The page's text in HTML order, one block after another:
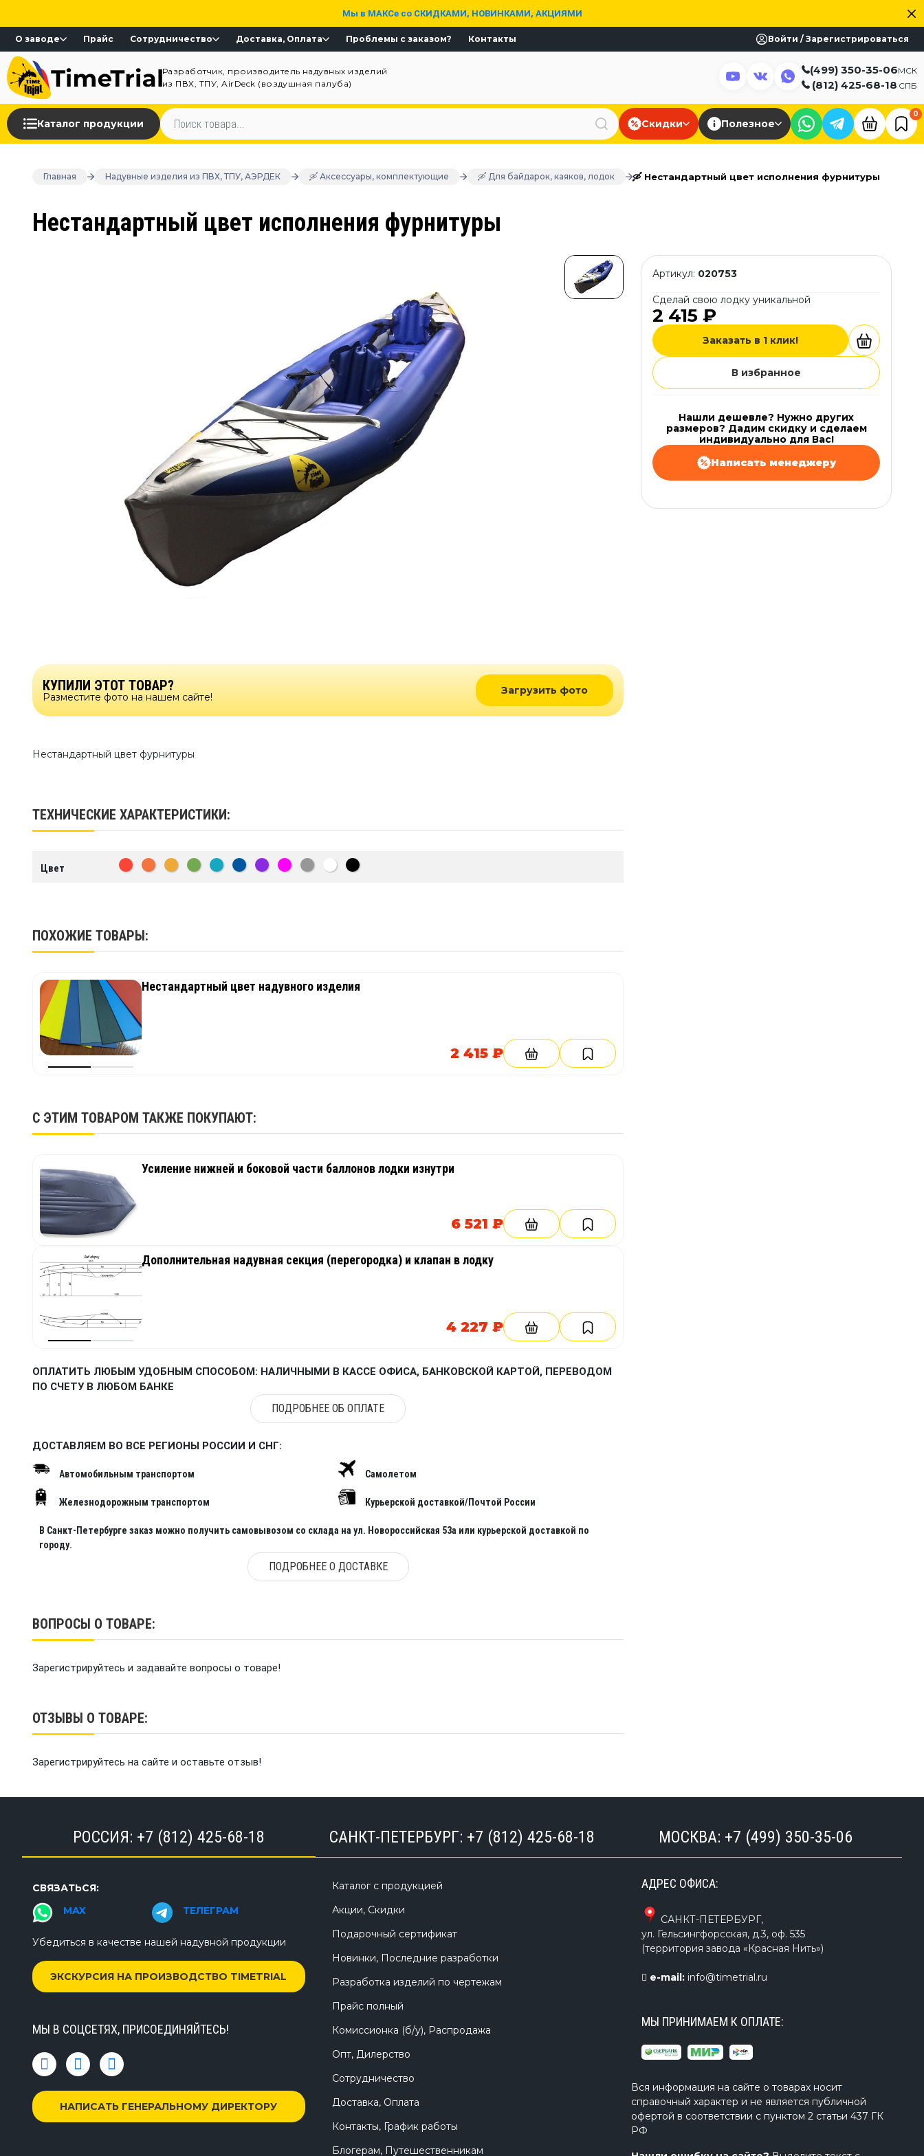
Мы в МАКСе со СКИДКАМИ, НОВИНКАМИ, АКЦИЯМИ
О заводе Прайс Сотрудничество Доставка, Оплата Проблемы с заказом? Контакты Войти / Зарегистрироваться
Разработчик, производитель надувных изделий
из ПВХ, ТПУ, AirDeck (воздушная палуба)
(499) 350-35-06МСК
(812) 425-68-18 СПБ
Каталог продукции Скидки Полезное
0
Главная Надувные изделия из ПВХ, ТПУ, АЭРДЕК 🛶 Аксессуары, комплектующие 🛶 Для байдарок, каяков, лодок 🛶 Нестандартный цвет исполнения фурнитуры
Нестандартный цвет исполнения фурнитуры
КУПИЛИ ЭТОТ ТОВАР?
Разместите фото на нашем сайте!
Загрузить фото
Нестандартный цвет фурнитуры
ТЕХНИЧЕСКИЕ ХАРАКТЕРИСТИКИ:
Цвет
ПОХОЖИЕ ТОВАРЫ:
Нестандартный цвет надувного изделия
2 415 ₽
С ЭТИМ ТОВАРОМ ТАКЖЕ ПОКУПАЮТ:
Усиление нижней и боковой части баллонов лодки изнутри
6 521 ₽
Дополнительная надувная секция (перегородка) и клапан в лодку
4 227 ₽
ОПЛАТИТЬ ЛЮБЫМ УДОБНЫМ СПОСОБОМ: НАЛИЧНЫМИ В КАССЕ ОФИСА, БАНКОВСКОЙ КАРТОЙ, ПЕРЕВОДОМ
ПО СЧЕТУ В ЛЮБОМ БАНКЕ
ПОДРОБНЕЕ ОБ ОПЛАТЕ
ДОСТАВЛЯЕМ ВО ВСЕ РЕГИОНЫ РОССИИ И СНГ:
Автомобильным транспортом Самолетом
Железнодорожным транспортом Курьерской доставкой/Почтой России
В Санкт-Петербурге заказ можно получить самовывозом со склада на ул. Новороссийская 53а или курьерской доставкой по
городу.
ПОДРОБНЕЕ О ДОСТАВКЕ
ВОПРОСЫ О ТОВАРЕ:
Зарегистрируйтесь и задавайте вопросы о товаре!
ОТЗЫВЫ О ТОВАРЕ:
Зарегистрируйтесь на сайте и оставьте отзыв!
Артикул: 020753
Сделай свою лодку уникальной
2 415 ₽
Заказать в 1 клик!
В избранное
Нашли дешевле? Нужно других
размеров? Дадим скидку и сделаем
индивидуально для Вас!
Написать менеджеру
РОССИЯ: +7 (812) 425-68-18 САНКТ-ПЕТЕРБУРГ: +7 (812) 425-68-18 МОСКВА: +7 (499) 350-35-06
СВЯЗАТЬСЯ:
MAX
ТЕЛЕГРАМ
Убедиться в качестве нашей надувной продукции
ЭКСКУРСИЯ НА ПРОИЗВОДСТВО TIMETRIAL
МЫ В СОЦСЕТЯХ, ПРИСОЕДИНЯЙТЕСЬ!
НАПИСАТЬ ГЕНЕРАЛЬНОМУ ДИРЕКТОРУ
Каталог с продукцией
Акции, Скидки
Подарочный сертификат
Новинки, Последние разработки
Разработка изделий по чертежам
Прайс полный
Комиссионка (б/у), Распродажа
Опт, Дилерство
Сотрудничество
Доставка, Оплата
Контакты, График работы
Блогерам, Путешественникам
АДРЕС ОФИСА:
САНКТ-ПЕТЕРБУРГ,
ул. Гельсингфорсская, д.3, оф. 535
(территория завода «Красная Нить»)
e-mail: info@timetrial.ru
МЫ ПРИНИМАЕМ К ОПЛАТЕ:
Вся информация на сайте о товарах носит
справочный характер и не является публичной
офертой в соответствии с пунктом 2 статьи 437 ГК
РФ